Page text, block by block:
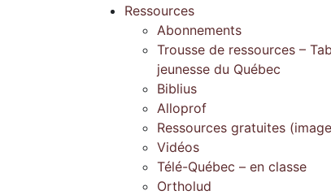
Ressources
Abonnements
Trousse de ressources –
jeunesse du Québec
Biblius
Alloprof
Ressources gratuites
Vidéos
Télé-Québec – en classe
Ortholud